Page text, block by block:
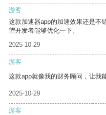
游客
这款加速器app的加速效果还是不
望开发者能够优化一下。
2025-10-29
游客
这款app就像我的财务顾问，让我
2025-10-29
游客